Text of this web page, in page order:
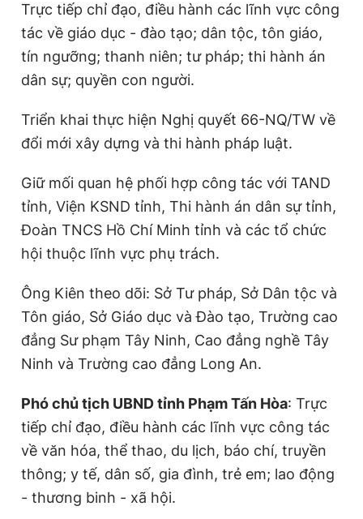
Trực tiếp chỉ đạo, điều hành các lĩnh vực công
tác về giáo dục - đào tạo; dân tộc, tôn giáo,
tín ngưỡng; thanh niên; tư pháp; thi hành án
dân sự; quyền con người.
Triển khai thực hiện Nghị quyết 66-NQ/TW về
đổi mới xây dựng và thi hành pháp luật.
Giữ mối quan hệ phối hợp công tác với TAND
tỉnh, Viện KSND tỉnh, Thi hành án dân sự tỉnh,
Đoàn TNCS Hồ Chí Minh tỉnh và các tổ chức
hội thuộc lĩnh vực phụ trách.
Ông Kiên theo dõi: Sở Tư pháp, Sở Dân tộc và
Tôn giáo, Sở Giáo dục và Đào tạo, Trường cao
đẳng Sư phạm Tây Ninh, Cao đẳng nghề Tây
Ninh và Trường cao đẳng Long An.
Phó chủ tịch UBND tỉnh Phạm Tấn Hòa: Trực
tiếp chỉ đạo, điều hành các lĩnh vực công tác
về văn hóa, thể thao, du lịch, báo chí, truyền
thông; y tế, dân số, gia đình, trẻ em; lao động
- thương binh - xã hội.